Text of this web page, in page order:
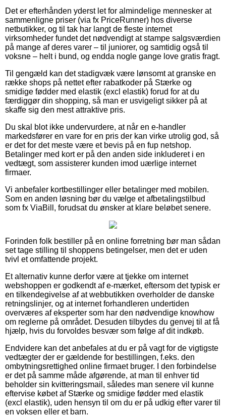
Det er efterhånden yderst let for almindelige mennesker at
sammenligne priser (via fx PriceRunner) hos diverse
netbutikker, og til tak har langt de fleste internet
virksomheder fundet det nødvendigt at stampe salgsværdien
på mange af deres varer – til juniorer, og samtidig også til
voksne – helt i bund, og endda nogle gange love gratis fragt.
Til gengæld kan det stadigvæk være lønsomt at granske en
række shops på nettet efter rabatkoder på Stærke og
smidige fødder med elastik (excl elastik) forud for at du
færdiggør din shopping, så man er usvigeligt sikker på at
skaffe sig den mest attraktive pris.
Du skal blot ikke undervurdere, at når en e-handler
markedsfører en vare for en pris der kan virke utrolig god, så
er det for det meste være et bevis på en fup netshop.
Betalinger med kort er på den anden side inkluderet i en
vedtægt, som assisterer kunden imod uærlige internet
firmaer.
Vi anbefaler kortbestillinger eller betalinger med mobilen.
Som en anden løsning bør du vælge et afbetalingstilbud
som fx ViaBill, forudsat du ønsker at klare beløbet senere.
Forinden folk bestiller på en online forretning bør man sådan
set tage stilling til shoppens betingelser, men det er uden
tvivl et omfattende projekt.
Et alternativ kunne derfor være at tjekke om internet
webshoppen er godkendt af e-mærket, eftersom det typisk er
en tilkendegivelse af at webbutikken overholder de danske
retningslinjer, og at internet forhandleren undertiden
overværes af eksperter som har den nødvendige knowhow
om reglerne på området. Desuden tilbydes du genvej til at få
hjælp, hvis du forvoldes besvær som følge af dit indkøb.
Endvidere kan det anbefales at du er på vagt for de vigtigste
vedtægter der er gældende for bestillingen, f.eks. den
ombytningsrettighed online firmaet bruger. I den forbindelse
er det på samme måde afgørende, at man til enhver tid
beholder sin kvitteringsmail, således man senere vil kunne
eftervise købet af Stærke og smidige fødder med elastik
(excl elastik), uden hensyn til om du er på udkig efter varer til
en voksen eller et barn.